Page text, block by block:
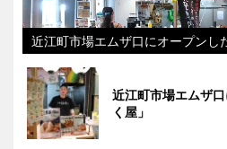
近江町市場エムザ口にオープンし
近江町市場エムザ
く屋」